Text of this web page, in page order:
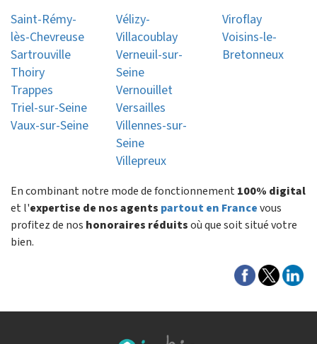
Saint-Rémy-
lès-Chevreuse
Sartrouville
Thoiry
Trappes
Triel-sur-Seine
Vaux-sur-Seine
Vélizy-
Villacoublay
Verneuil-sur-
Seine
Vernouillet
Versailles
Villennes-sur-
Seine
Villepreux
Viroflay
Voisins-le-
Bretonneux
En combinant notre mode de fonctionnement 100% digital
et l'expertise de nos agents partout en Francevous
profitez de nos honoraires réduitsoù que soit situé votre
bien.